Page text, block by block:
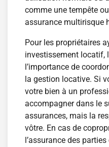
comme une tempête
assurance multirisque
Pour les propriétaires
investissement locatif,
l’importance de
la gestion locative. Si
votre bien à un
accompagner dans le
assurances, mais la
vôtre. En cas de
l’assurance des